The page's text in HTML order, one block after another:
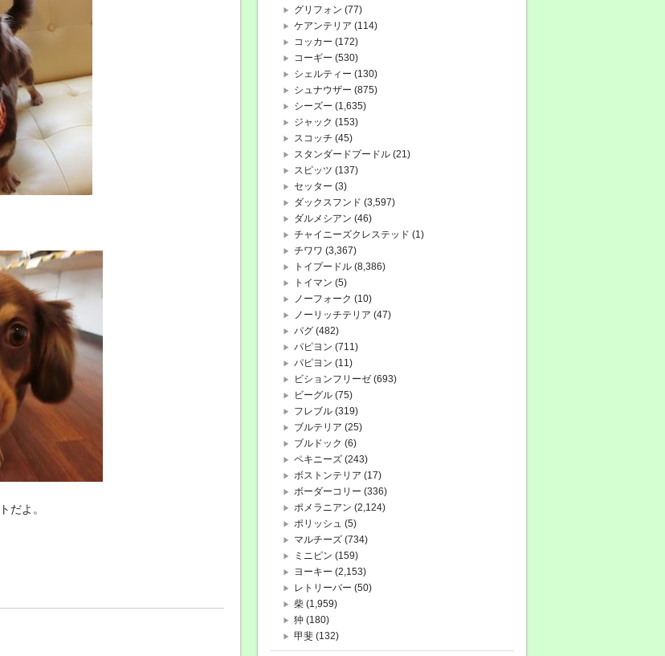
だよ。
グリフォン (77)
ケアンテリア (114)
コッカー (172)
コーギー (530)
シェルティー (130)
シュナウザー (875)
シーズー (1,635)
ジャック (153)
スコッチ (45)
スタンダードプードル (21)
スピッツ (137)
セッター (3)
ダックスフンド (3,597)
ダルメシアン (46)
チャイニーズクレステッド (1)
チワワ (3,367)
トイプードル (8,386)
トイマン (5)
ノーフォーク (10)
ノーリッチテリア (47)
パグ (482)
パピヨン (711)
パピヨン (11)
ビションフリーゼ (693)
ビーグル (75)
フレブル (319)
ブルテリア (25)
ブルドック (6)
ペキニーズ (243)
ボストンテリア (17)
ボーダーコリー (336)
ポメラニアン (2,124)
ポリッシュ (5)
マルチーズ (734)
ミニピン (159)
ヨーキー (2,153)
レトリーバー (50)
柴 (1,959)
狆 (180)
甲斐 (132)